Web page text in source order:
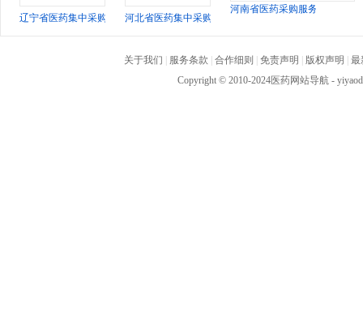
辽宁省医药集中采购网 河北省医药集中采购网
河南省医药采购服务中心
关于我们 服务条款 合作细则 免责声明 版权声明
最
Copyright © 2010-2024医药网站导航-